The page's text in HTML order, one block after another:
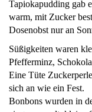
Tapiokapudding gab
warm, mit Zucker
Dosenobst nur an
Süßigkeiten waren
Pfefferminz,
Eine Tüte
sich an wie ein Fest.
Bonbons wurden in